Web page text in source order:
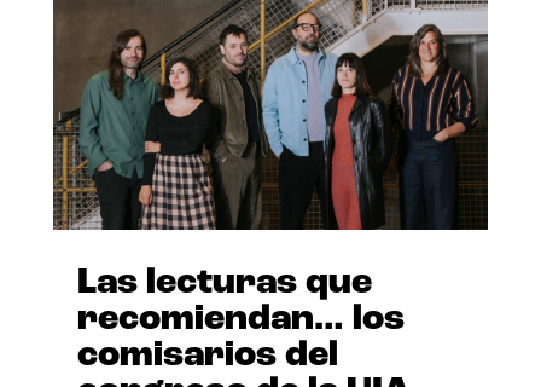
Las lecturas que
recomiendan… los
comisarios del